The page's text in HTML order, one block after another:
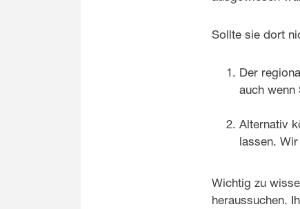
Sollte sie dort
Der
auch wenn
Alternativ
lassen.
Wichtig zu
heraussuchen.